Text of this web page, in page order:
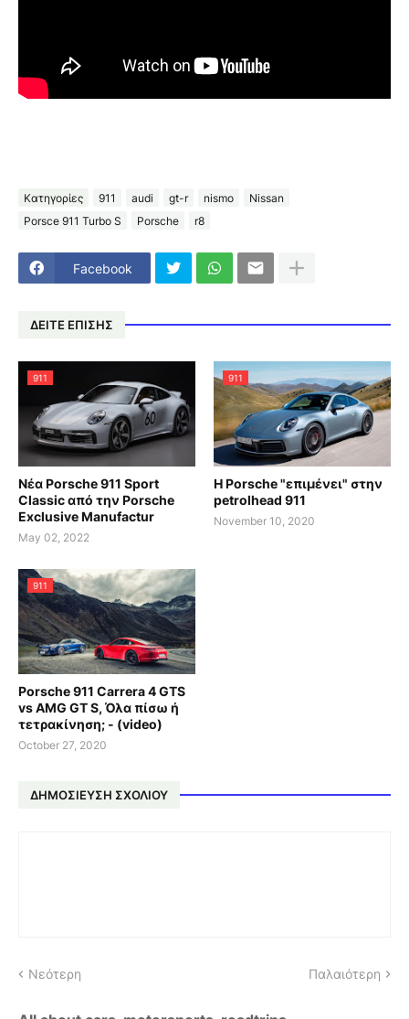
Κατηγορίες 911 audi gt-r nismo
Nissan
Porsce 911 Turbo S
Porsche r8
Facebook
ΔΕΙΤΕ ΕΠΙΣΗΣ
911
Νέα Porsche 911 Sport
Classic από την Porsche
Exclusive Manufactur
May 02, 2022
911
Η Porsche "επιμένει" στην
petrolhead 911
November 10, 2020
911
Porsche 911 Carrera 4 GTS
vs AMG GT S, Όλα πίσω ή
τετρακίνηση; - (video)
October 27, 2020
ΔΗΜΟΣΊΕΥΣΗ ΣΧΟΛΊΟΥ
Νεότερη Παλαιότερη